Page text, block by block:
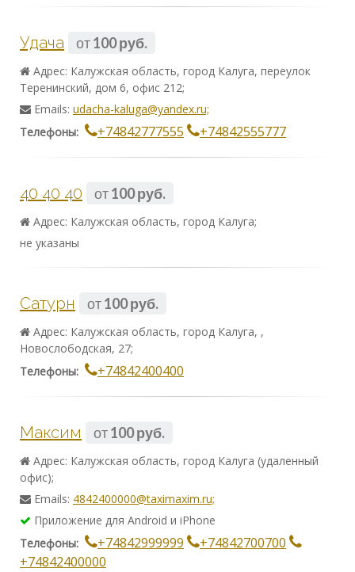
Удача от100 руб.
Адрес: Калужская область, город Калуга, переулок
Теренинский, дом 6, офис 212;
Emails: udacha-kaluga@yandex.ru;
Телефоны:
+74842777555 +74842555777
40 40 40 от100 руб.
Адрес: Калужская область, город Калуга;
не указаны
Сатурн от100 руб.
Адрес: Калужская область, город Калуга, ,
Новослободская, 27;
Телефоны:
+74842400400
Максим от100 руб.
Адрес: Калужская область, город Калуга (удаленный
офис);
Emails: 4842400000@taximaxim.ru;
Приложение для Android и iPhone
Телефоны:
+74842999999
+74842700700
+74842400000